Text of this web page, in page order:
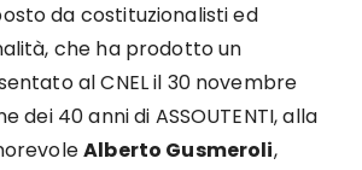
da costituzionalisti ed
che ha prodotto un
al CNEL il 30 novembre
dei 40 anni di ASSOUTENTI, alla
Alberto Gusmeroli,